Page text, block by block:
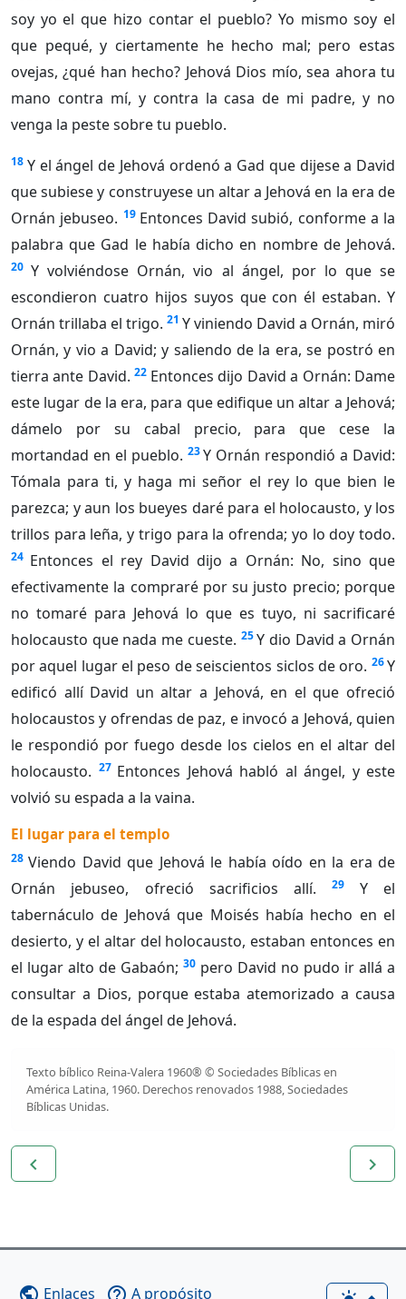
soy yo el que hizo contar el pueblo? Yo mismo soy el
que pequé, y ciertamente he hecho mal; pero estas
ovejas, ¿qué han hecho? Jehová Dios mío, sea ahora tu
mano contra mí, y contra la casa de mi padre, y no
venga la peste sobre tu pueblo.
18 Y el ángel de Jehová ordenó a Gad que dijese a David
que subiese y construyese un altar a Jehová en la era de
Ornán jebuseo. 19 Entonces David subió, conforme a la
palabra que Gad le había dicho en nombre de Jehová.
20 Y volviéndose Ornán, vio al ángel, por lo que se
escondieron cuatro hijos suyos que con él estaban. Y
Ornán trillaba el trigo. 21 Y viniendo David a Ornán, miró
Ornán, y vio a David; y saliendo de la era, se postró en
tierra ante David. 22 Entonces dijo David a Ornán: Dame
este lugar de la era, para que edifique un altar a Jehová;
dámelo por su cabal precio, para que cese la
mortandad en el pueblo. 23 Y Ornán respondió a David:
Tómala para ti, y haga mi señor el rey lo que bien le
parezca; y aun los bueyes daré para el holocausto, y los
trillos para leña, y trigo para la ofrenda; yo lo doy todo.
24 Entonces el rey David dijo a Ornán: No, sino que
efectivamente la compraré por su justo precio; porque
no tomaré para Jehová lo que es tuyo, ni sacrificaré
holocausto que nada me cueste. 25 Y dio David a Ornán
por aquel lugar el peso de seiscientos siclos de oro. 26Y
edificó allí David un altar a Jehová, en el que ofreció
holocaustos y ofrendas de paz, e invocó a Jehová, quien
le respondió por fuego desde los cielos en el altar del
holocausto. 27 Entonces Jehová habló al ángel, y este
volvió su espada a la vaina.
El lugar para el templo
28 Viendo David que Jehová le había oído en la era de
Ornán jebuseo, ofreció sacrificios allí.
29
Y el
tabernáculo de Jehová que Moisés había hecho en el
desierto, y el altar del holocausto, estaban entonces en
el lugar alto de Gabaón; 30 pero David no pudo ir allá a
consultar a Dios, porque estaba atemorizado a causa
de la espada del ángel de Jehová.
Texto bíblico Reina-Valera 1960® © Sociedades Bíblicas en
América Latina, 1960. Derechos renovados 1988, Sociedades
Bíblicas Unidas.
navigate_before navigate_next
Enlaces A propósito